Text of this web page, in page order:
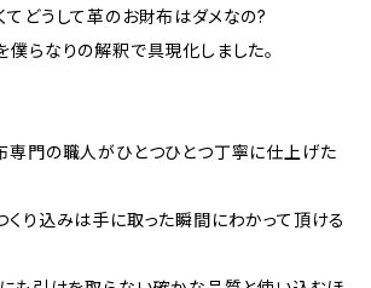
どうして革のお財布はダメなの?
らなりの解釈で具現化しました。
専門の職人がひとつひとつ丁寧に仕上げた
り込みは手に取った瞬間にわかって頂ける